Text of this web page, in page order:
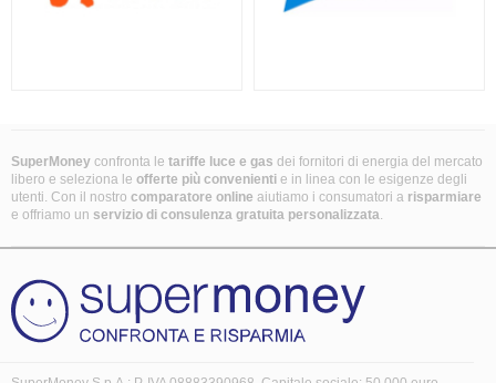
SuperMoney confronta le tariffe luce e gas dei fornitori di energia del mercato
libero e seleziona le offerte più convenienti e in linea con le esigenze degli
utenti. Con il nostro comparatore online aiutiamo i consumatori a risparmiare
e offriamo un servizio di consulenza gratuita personalizzata.